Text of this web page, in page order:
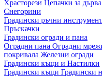
Храсторези Цепачки за дърва
Снегорини
Градински ръчни
Пръскачки
Градински огради и пана
Оградни пана Оградни
покривала Железни огради
Градински къщи и Настилки
Градински къщи Градински